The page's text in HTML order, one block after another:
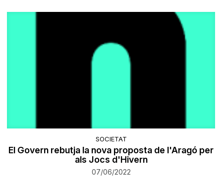
SOCIETAT
El Govern rebutja la nova proposta de l'Aragó per
als Jocs d'Hivern
07/06/2022